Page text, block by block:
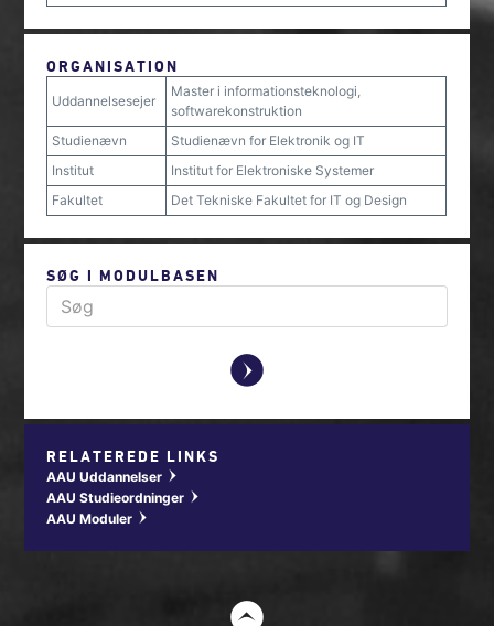
ORGANISATION
Uddannelsesejer
Master i informationsteknologi,
softwarekonstruktion
Studienævn
Studienævn for Elektronik og IT
Institut
Institut for Elektroniske Systemer
Fakultet
Det Tekniske Fakultet for IT og Design
SØG I MODULBASEN
y
RELATEREDE LINKS
AAU Uddannelser w
AAU Studieordninger w
AAU Moduler w
t